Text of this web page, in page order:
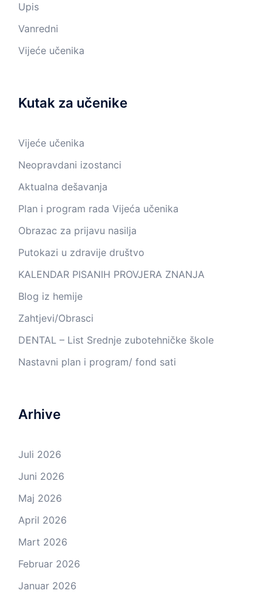
Upis
Vanredni
Vijeće učenika
Kutak za učenike
Vijeće učenika
Neopravdani izostanci
Aktualna dešavanja
Plan i program rada Vijeća učenika
Obrazac za prijavu nasilja
Putokazi u zdravije društvo
KALENDAR PISANIH PROVJERA ZNANJA
Blog iz hemije
Zahtjevi/Obrasci
DENTAL – List Srednje zubotehničke škole
Nastavni plan i program/ fond sati
Arhive
Juli 2026
Juni 2026
Maj 2026
April 2026
Mart 2026
Februar 2026
Januar 2026